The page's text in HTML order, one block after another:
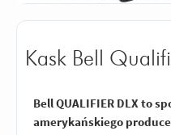
Kask Bell
Bell QUALIFIER DLX to
amerykańskiego